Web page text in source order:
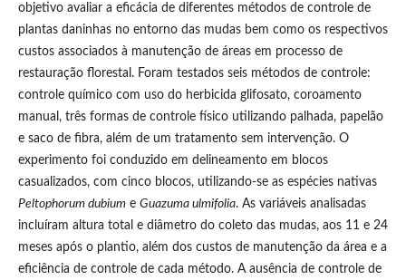
objetivo avaliar a eficácia de diferentes métodos de controle de
plantas daninhas no entorno das mudas bem como os respectivos
custos associados à manutenção de áreas em processo de
restauração florestal. Foram testados seis métodos de controle:
controle químico com uso do herbicida glifosato, coroamento
manual, três formas de controle físico utilizando palhada, papelão
e saco de fibra, além de um tratamento sem intervenção. O
experimento foi conduzido em delineamento em blocos
casualizados, com cinco blocos, utilizando-se as espécies nativas
Peltophorum dubiume Guazuma ulmifolia. As variáveis analisadas
incluíram altura total e diâmetro do coleto das mudas, aos 11 e 24
meses após o plantio, além dos custos de manutenção da área e a
eficiência de controle de cada método. A ausência de controle de